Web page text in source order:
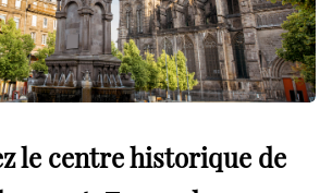
le centre historique de